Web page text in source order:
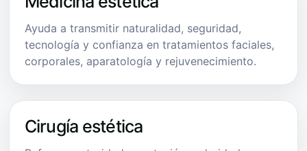
Ayuda a transmitir naturalidad, seguridad,
tecnología y confianza en tratamientos faciales,
corporales, aparatología y rejuvenecimiento.
Cirugía estética